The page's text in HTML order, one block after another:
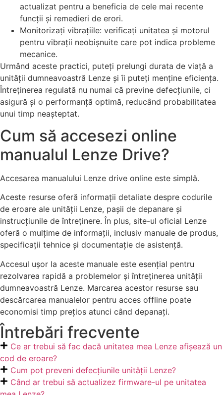
actualizat pentru a beneficia de cele mai recente
funcții și remedieri de erori.
Monitorizați vibrațiile: verificați unitatea și motorul
pentru vibrații neobișnuite care pot indica probleme
mecanice.
Urmând aceste practici, puteți prelungi durata de viață a
unității dumneavoastră Lenze și îi puteți menține eficiența.
Întreținerea regulată nu numai că previne defecțiunile, ci
asigură și o performanță optimă, reducând probabilitatea
unui timp neașteptat.
Cum să accesezi online
manualul Lenze Drive?
Accesarea manualului Lenze drive online este simplă.
Aceste resurse oferă informații detaliate despre codurile
de eroare ale unității Lenze, pașii de depanare și
instrucțiunile de întreținere. În plus, site-ul oficial Lenze
oferă o mulțime de informații, inclusiv manuale de produs,
specificații tehnice și documentație de asistență.
Accesul ușor la aceste manuale este esențial pentru
rezolvarea rapidă a problemelor și întreținerea unității
dumneavoastră Lenze. Marcarea acestor resurse sau
descărcarea manualelor pentru acces offline poate
economisi timp prețios atunci când depanați.
Întrebări frecvente
Ce ar trebui să fac dacă unitatea mea Lenze afișează un
cod de eroare?
Cum pot preveni defecțiunile unității Lenze?
Când ar trebui să actualizez firmware-ul pe unitatea